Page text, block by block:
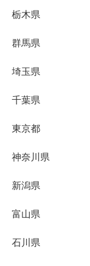
栃木県
群馬県
埼玉県
千葉県
東京都
神奈川県
新潟県
富山県
石川県